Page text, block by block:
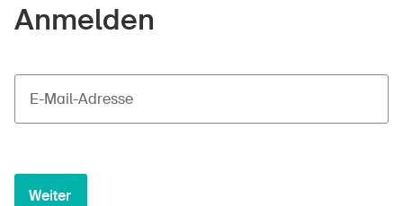
Anmelden
E-Mail-Adresse
Weiter